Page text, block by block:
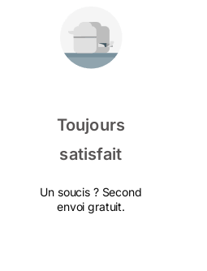
Toujours
satisfait
Un soucis ? Second
envoi gratuit.